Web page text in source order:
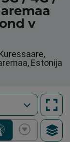
v
Estonija